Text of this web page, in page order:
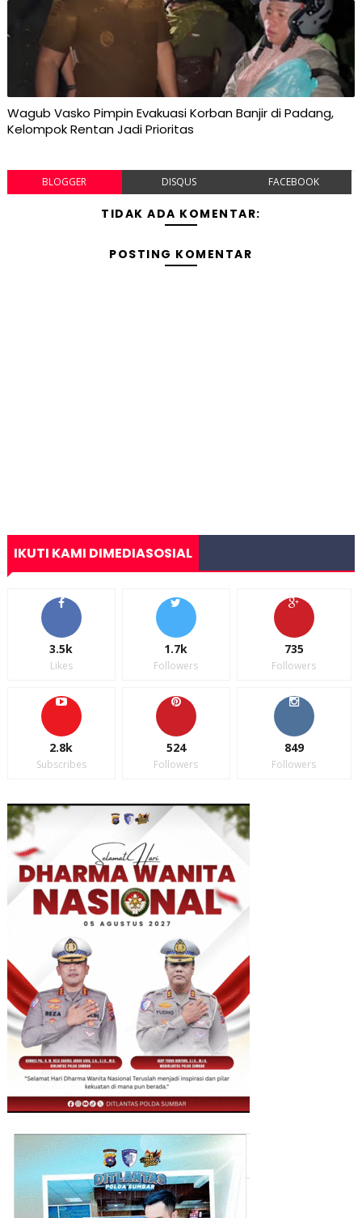
Wagub Vasko Pimpin Evakuasi Korban Banjir di Padang,
Kelompok Rentan Jadi Prioritas
BLOGGER DISQUS FACEBOOK
TIDAK ADA KOMENTAR:
POSTING KOMENTAR
IKUTI KAMI DIMEDIASOSIAL
3.5k
Likes
1.7k
Followers
735
Followers
2.8k
Subscribes
524
Followers
849
Followers